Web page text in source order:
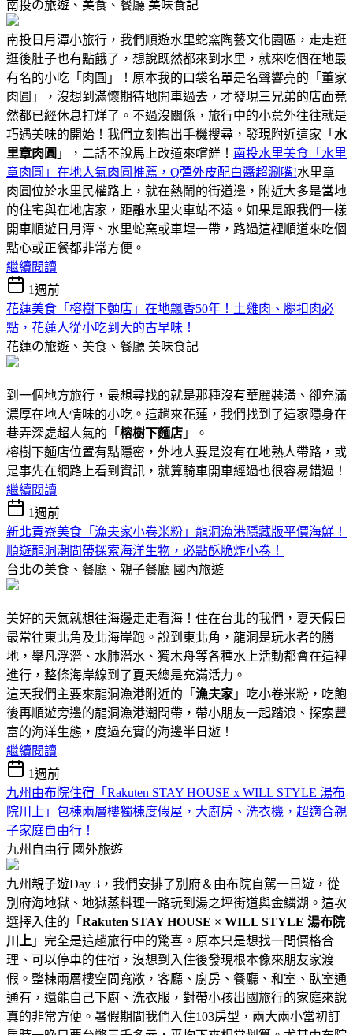
南投の旅遊、美食、餐廳 美味食記
南投日月潭小旅行，我們順遊水里蛇窯陶藝文化園區，走走逛
逛後肚子也有點餓了，想說既然都來到水里，就來吃個在地最
有名的小吃「肉圓」！原本我的口袋名單是名聲響亮的「董家
肉圓」，沒想到滿懷期待地開車過去，才發現三兄弟的店面竟
然都已經休息打烊了。不過沒關係，旅行中的小意外往往就是
巧遇美味的開始！我們立刻掏出手機搜尋，發現附近這家「 水
里章肉圓 」，二話不說馬上改道來嚐鮮！ 南投水里美食「水里
章肉圓」在地人氣肉圓推薦，Q彈外皮配白醬超涮嘴!水里章
肉圓位於水里民權路上，就在熱鬧的街道邊，附近大多是當地
的住宅與在地店家，距離水里火車站不遠。如果是跟我們一樣
開車順遊日月潭、水里蛇窯或車埕一帶，路過這裡順道來吃個
點心或正餐都非常方便。
繼續閱讀
1週前
花蓮美食「榕樹下麵店」在地飄香50年！土雞肉、腿扣肉必
點，花蓮人從小吃到大的古早味！
花蓮の旅遊、美食、餐廳 美味食記
到一個地方旅行，最想尋找的就是那種沒有華麗裝潢、卻充滿
濃厚在地人情味的小吃。這趟來花蓮，我們找到了這家隱身在
巷弄深處超人氣的「 榕樹下麵店 」。
榕樹下麵店位置有點隱密，外地人要是沒有在地熟人帶路，或
是事先在網路上看到資訊，就算騎車開車經過也很容易錯過！
繼續閱讀
1週前
新北貢寮美食「漁夫家小卷米粉」龍洞漁港隱藏版平價海鮮！
順遊龍洞潮間帶探索海洋生物，必點酥脆炸小卷！
台北の美食、餐廳、親子餐廳 國內旅遊
美好的天氣就想往海邊走走看海！住在台北的我們，夏天假日
最常往東北角及北海岸跑。說到東北角，龍洞是玩水者的勝
地，舉凡浮潛、水肺潛水、獨木舟等各種水上活動都會在這裡
進行，整條海岸線到了夏天總是充滿活力。
這天我們主要來龍洞漁港附近的「 漁夫家 」吃小卷米粉，吃飽
後再順遊旁邊的龍洞漁港潮間帶，帶小朋友一起踏浪、探索豐
富的海洋生態，度過充實的海邊半日遊！
繼續閱讀
1週前
九州由布院住宿「Rakuten STAY HOUSE x WILL STYLE 湯布
院川上」包棟兩層樓獨棟度假屋，大廚房、洗衣機，超適合親
子家庭自由行！
九州自由行 國外旅遊
九州親子遊Day 3，我們安排了別府＆由布院自駕一日遊，從
別府海地獄、地獄蒸料理一路玩到湯之坪街道與金鱗湖。這次
選擇入住的「 Rakuten STAY HOUSE × WILL STYLE 湯布院
川上 」完全是這趟旅行中的驚喜。原本只是想找一間價格合
理、可以停車的住宿，沒想到入住後發現根本像來朋友家渡
假。整棟兩層樓空間寬敞，客廳、廚房、餐廳、和室、臥室通
通有，還能自己下廚、洗衣服，對帶小孩出國旅行的家庭來說
真的非常方便。暑假期間我們入住103房型，兩大兩小當初訂